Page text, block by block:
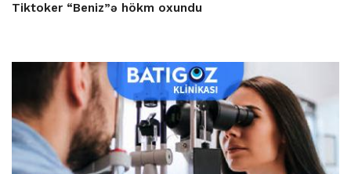
Tiktoker “Beniz”ə hökm oxundu